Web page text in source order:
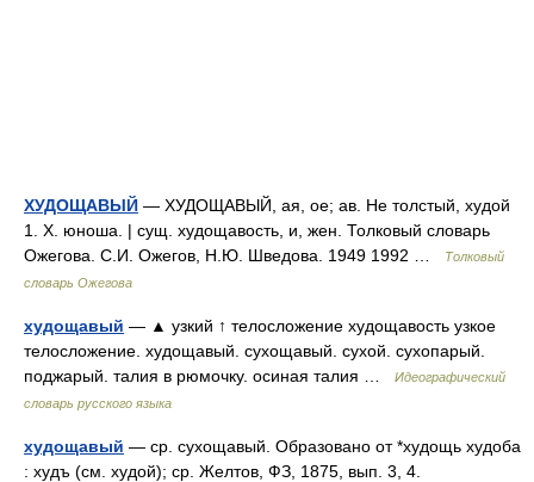
ХУДОЩАВЫЙ — ХУДОЩАВЫЙ, ая, ое; ав. Не толстый, худой
1. Х. юноша. | сущ. худощавость, и, жен. Толковый словарь
Ожегова. С.И. Ожегов, Н.Ю. Шведова. 1949 1992 …
Толковый
словарь Ожегова
худощавый — ▲ узкий ↑ телосложение худощавость узкое
телосложение. худощавый. сухощавый. сухой. сухопарый.
поджарый. талия в рюмочку. осиная талия …
Идеографический
словарь русского языка
худощавый — ср. сухощавый. Образовано от *худощь худоба
: худъ (см. худой); ср. Желтов, ФЗ, 1875, вып. 3, 4.